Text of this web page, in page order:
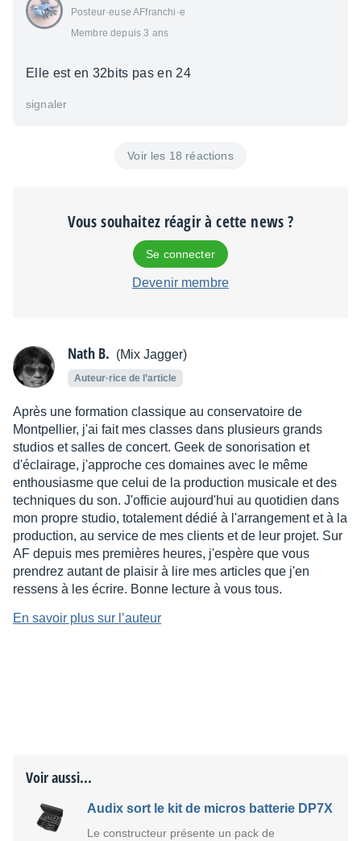
Posteur·euse AFfranchi·e
Membre depuis 3 ans
Elle est en 32bits pas en 24
signaler
Voir les 18 réactions
Vous souhaitez réagir à cette news ?
Se connecter
Devenir membre
Nath B. (Mix Jagger)
Auteur·rice de l’article
Après une formation classique au conservatoire de
Montpellier, j'ai fait mes classes dans plusieurs grands
studios et salles de concert. Geek de sonorisation et
d'éclairage, j'approche ces domaines avec le même
enthousiasme que celui de la production musicale et des
techniques du son. J'officie aujourd'hui au quotidien dans
mon propre studio, totalement dédié à l'arrangement et à la
production, au service de mes clients et de leur projet. Sur
AF depuis mes premières heures, j'espère que vous
prendrez autant de plaisir à lire mes articles que j'en
ressens à les écrire. Bonne lecture à vous tous.
En savoir plus sur l’auteur
Voir aussi...
Audix sort le kit de micros batterie DP7X
Le constructeur présente un pack de